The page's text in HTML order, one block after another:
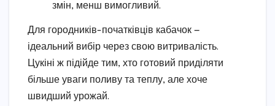
змін, менш вимогливий.
Для городників-початківців кабачок —
ідеальний вибір через свою витривалість.
Цукіні ж підійде тим, хто готовий приділяти
більше уваги поливу та теплу, але хоче
швидший урожай.